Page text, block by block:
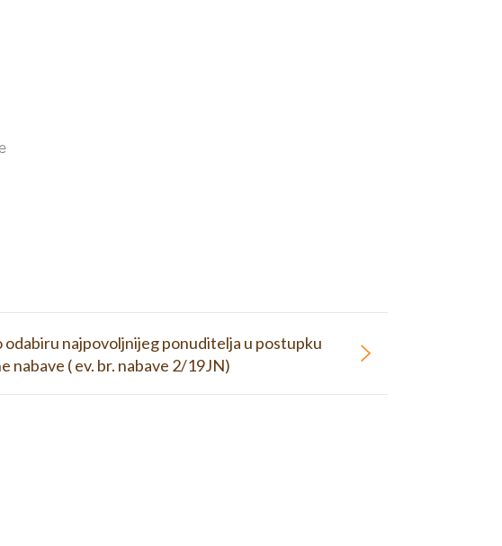
odabiru najpovoljnijeg ponuditelja u postupku
nabave ( ev. br. nabave 2/19JN)